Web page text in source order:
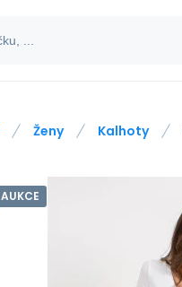
Ženy Kalhoty
AUKCE